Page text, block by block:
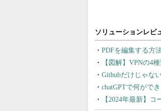
PDFを編集する方
【図解】VPNの4
Githubだけじゃな
chatGPTで何がで
【2024年最新】